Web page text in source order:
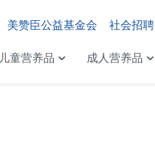
儿童营养品 成人营养品
美赞臣公益基金会 社会招聘